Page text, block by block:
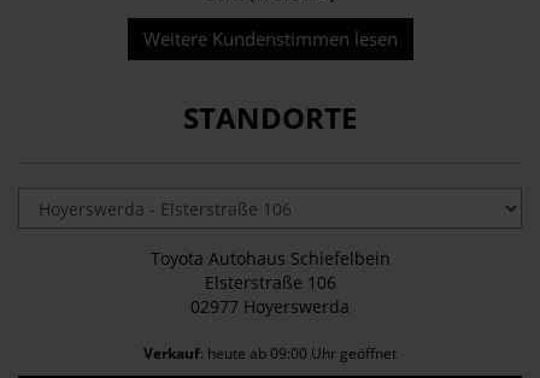
Weitere Kundenstimmen lesen
STANDORTE
Toyota Autohaus Schiefelbein
Elsterstraße 106
02977 Hoyerswerda
Verkauf: heute ab 09:00 Uhr geöffnet